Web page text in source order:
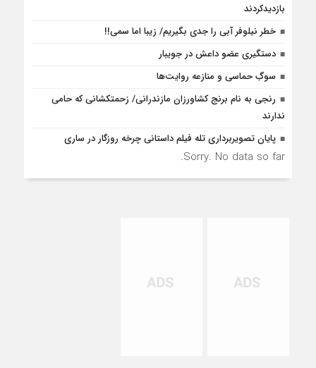
بازديدكردند
خطر نیلوفر آبی را جدی بگیریم/ زیبا اما سمی!!
دستگیری عضو داعش در جویبار
سوگِ حماسی و منازعه روایت‌ها
رنجی به نام برنج کشاورزان مازندرانی/ زحمتکشانی که حامی
ندارند
پایان تصویربرداری تله فیلم داستانی چرخه روزگار در ساری
Sorry. No data so far.